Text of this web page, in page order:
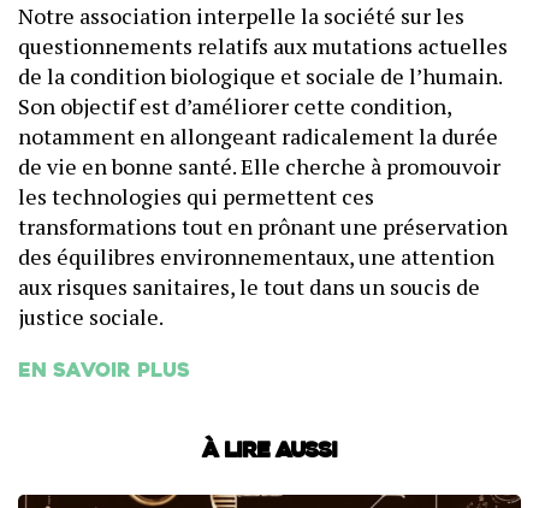
Notre association interpelle la société sur les
questionnements relatifs aux mutations actuelles
de la condition biologique et sociale de l’humain.
Son objectif est d’améliorer cette condition,
notamment en allongeant radicalement la durée
de vie en bonne santé. Elle cherche à promouvoir
les technologies qui permettent ces
transformations tout en prônant une préservation
des équilibres environnementaux, une attention
aux risques sanitaires, le tout dans un soucis de
justice sociale.
En savoir plus
À lire aussi